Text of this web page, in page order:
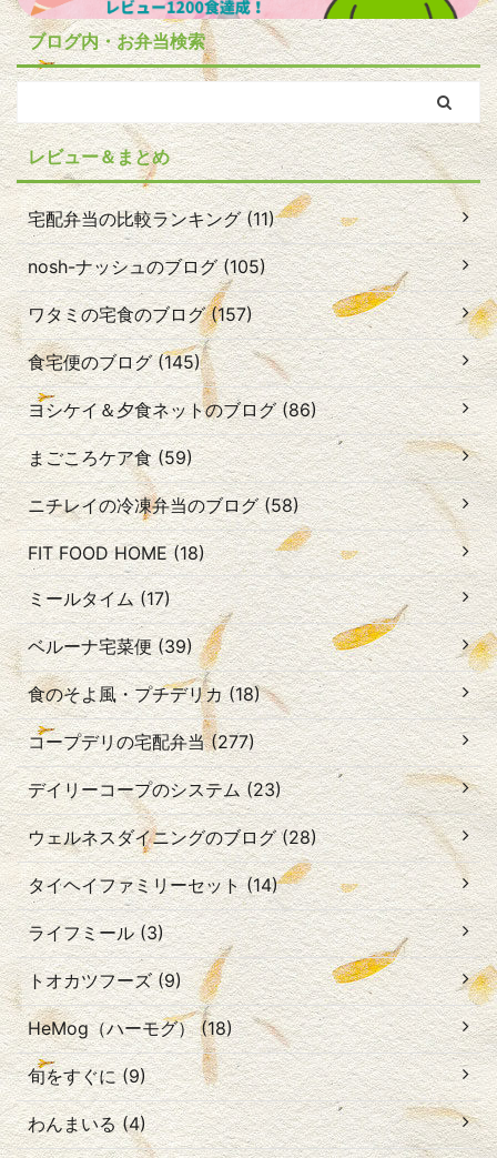
ブログ内・お弁当検索
レビュー＆まとめ
宅配弁当の比較ランキング (11)
nosh-ナッシュのブログ (105)
ワタミの宅食のブログ (157)
食宅便のブログ (145)
ヨシケイ＆夕食ネットのブログ (86)
まごころケア食 (59)
ニチレイの冷凍弁当のブログ (58)
FIT FOOD HOME (18)
ミールタイム (17)
ベルーナ宅菜便 (39)
食のそよ風・プチデリカ (18)
コープデリの宅配弁当 (277)
デイリーコープのシステム (23)
ウェルネスダイニングのブログ (28)
タイヘイファミリーセット (14)
ライフミール (3)
トオカツフーズ (9)
HeMog（ハーモグ） (18)
旬をすぐに (9)
わんまいる (4)